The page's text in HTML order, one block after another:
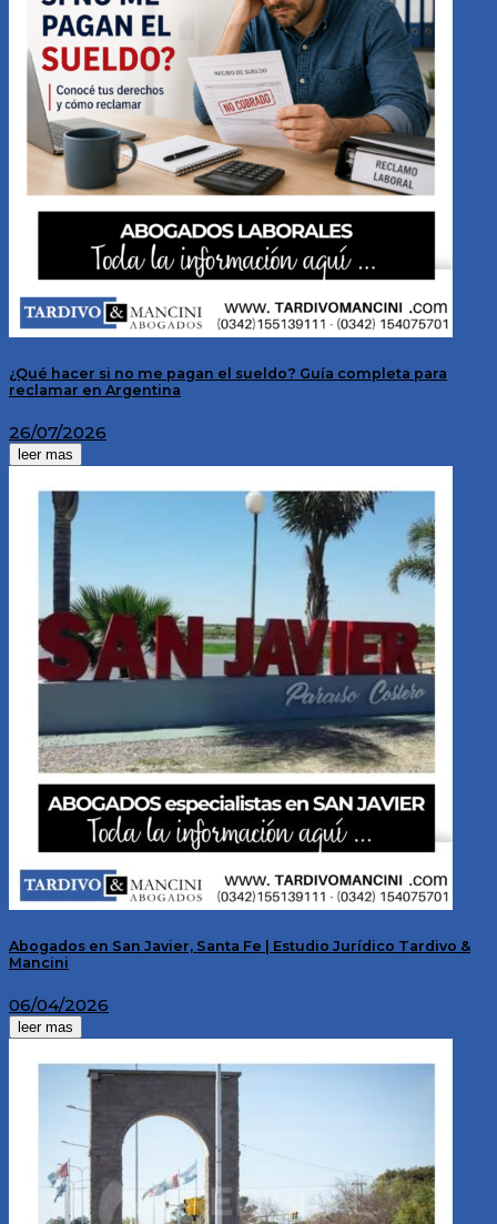
¿Qué hacer si no me pagan el sueldo? Guía completa para
reclamar en Argentina
26/07/2026
leer mas
Abogados en San Javier, Santa Fe | Estudio Jurídico Tardivo &
Mancini
06/04/2026
leer mas